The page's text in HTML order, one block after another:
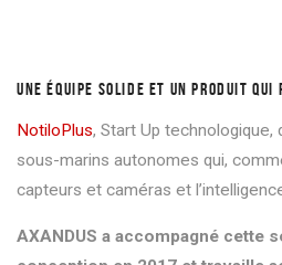
UNE ÉQUIPE SOLIDE ET UN PRODUIT QUI
NotiloPlus, Start Up
sous-marins autonomes qui,
capteurs et caméras et
AXANDUS a accompagné cette